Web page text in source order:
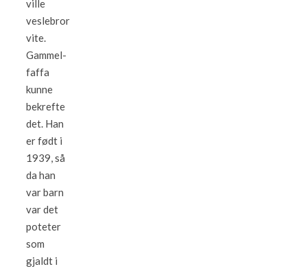
ville
veslebror
vite.
Gammel-
faffa
kunne
bekrefte
det. Han
er født i
1939, så
da han
var barn
var det
poteter
som
gjaldt i